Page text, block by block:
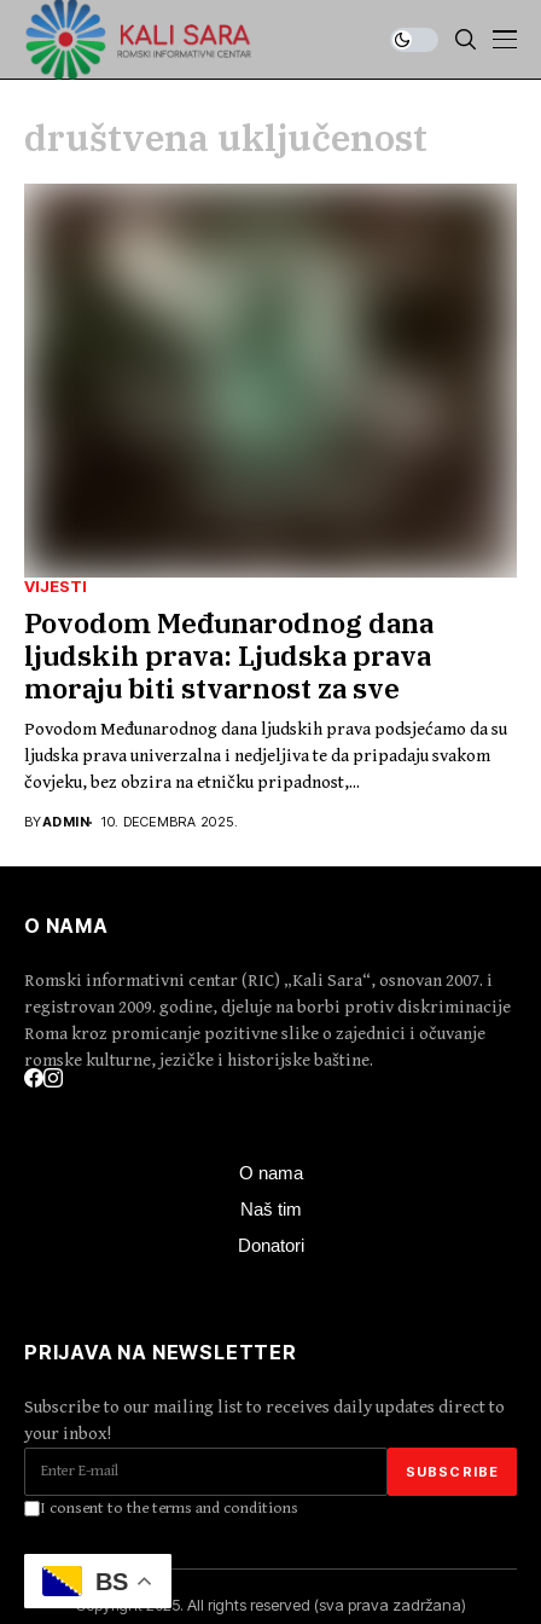
društvena uključenost
VIJESTI
Povodom Međunarodnog dana
ljudskih prava: Ljudska prava
moraju biti stvarnost za sve
Povodom Međunarodnog dana ljudskih prava podsjećamo da su
ljudska prava univerzalna i nedjeljiva te da pripadaju svakom
čovjeku, bez obzira na etničku pripadnost,...
BYADMIN 10. DECEMBRA 2025.
O NAMA
Romski informativni centar (RIC) „Kali Sara“, osnovan 2007. i
registrovan 2009. godine, djeluje na borbi protiv diskriminacije
Roma kroz promicanje pozitivne slike o zajednici i očuvanje
romske kulturne, jezičke i historijske baštine.
O nama
Naš tim
Donatori
PRIJAVA NA NEWSLETTER
Subscribe to our mailing list to receives daily updates direct to
your inbox!
I consent to the terms and conditions
Copyright 2025. All rights reserved (sva prava zadržana)
BS